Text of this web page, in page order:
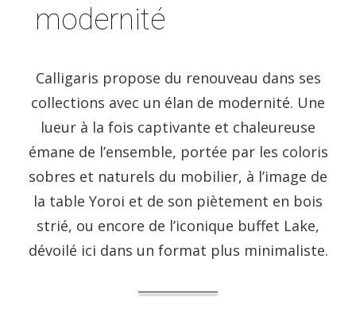
modernité
Calligaris propose du renouveau dans ses
collections avec un élan de modernité. Une
lueur à la fois captivante et chaleureuse
émane de l’ensemble, portée par les coloris
sobres et naturels du mobilier, à l’image de
la table Yoroi et de son piètement en bois
strié, ou encore de l’iconique buffet Lake,
dévoilé ici dans un format plus minimaliste.